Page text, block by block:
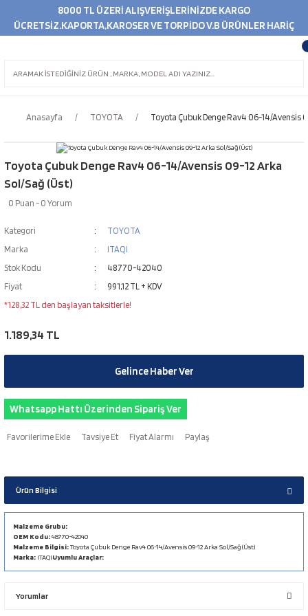
8000 TL ÜZERİ ALIŞVERİŞLERİNİZDE KARGO
ÜCRETSİZ.KAPORTA,KAROSER VE TORPİDO V.B ÜRÜNLER HARİÇ
Anasayfa TOYOTA Toyota Çubuk Denge Rav4 06-14/Avensis
Toyota Çubuk Denge Rav4 06-14/Avensis 09-12 Arka
Sol/Sağ (Üst)
0 Puan - 0 Yorum
Kategori
TOYOTA
Marka
ITAQI
Stok Kodu
48770-42040
Fiyat
991,12 TL + KDV
*128,32 TL den başlayan taksitlerle!
1.189,34 TL
Gelince Haber Ver
Whatsapp Hattı Üzerinden Sipariş Ver
Tavsiye Et Fiyat Alarmı Paylaş
Ürün Bilgisi
Malzeme Grubu:
OEM Kodu:48770-42040
Malzeme Bilgisi:Toyota Çubuk Denge Rav4 06-14/Avensis 09-12 Arka Sol/Sağ (Üst)
Marka: ITAQIUyumlu Araçlar:
Yorumlar